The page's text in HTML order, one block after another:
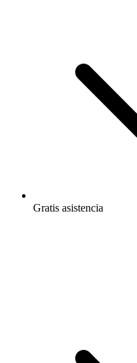
Gratis asistencia